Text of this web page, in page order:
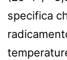
specifica